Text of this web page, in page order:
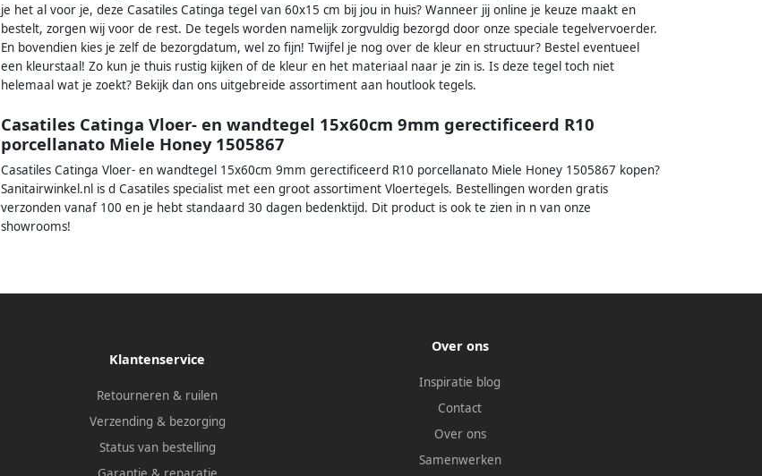
je het al voor je, deze Casatiles Catinga tegel van 60x15 cm bij jou in huis? Wanneer jij online je keuze maakt en
bestelt, zorgen wij voor de rest. De tegels worden namelijk zorgvuldig bezorgd door onze speciale tegelvervoerder.
En bovendien kies je zelf de bezorgdatum, wel zo fijn! Twijfel je nog over de kleur en structuur? Bestel eventueel
een kleurstaal! Zo kun je thuis rustig kijken of de kleur en het materiaal naar je zin is. Is deze tegel toch niet
helemaal wat je zoekt? Bekijk dan ons uitgebreide assortiment aan houtlook tegels.
Casatiles Catinga Vloer- en wandtegel 15x60cm 9mm gerectificeerd R10
porcellanato Miele Honey 1505867
Casatiles Catinga Vloer- en wandtegel 15x60cm 9mm gerectificeerd R10 porcellanato Miele Honey 1505867 kopen?
Sanitairwinkel.nl is d Casatiles specialist met een groot assortiment Vloertegels. Bestellingen worden gratis
verzonden vanaf 100 en je hebt standaard 30 dagen bedenktijd. Dit product is ook te zien in n van onze
showrooms!
Klantenservice
Retourneren & ruilen
Verzending & bezorging
Status van bestelling
Over ons
Inspiratie blog
Contact
Over ons
Samenwerken